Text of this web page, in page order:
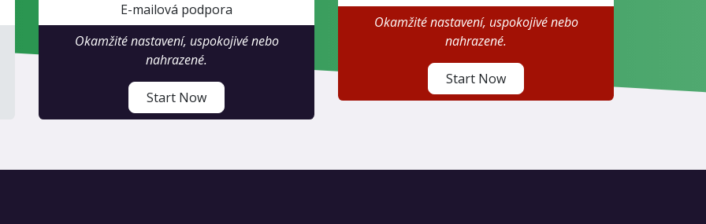
E-mailová podpora
Okamžité nastavení, uspokojivé nebo
nahrazené.
Start Now
Okamžité nastavení, uspokojivé nebo
nahrazené.
Start Now